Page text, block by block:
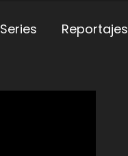
Series Reportajes